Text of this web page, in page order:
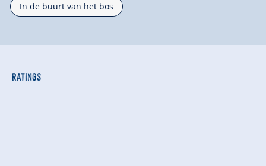
In de buurt van het bos
Ratings